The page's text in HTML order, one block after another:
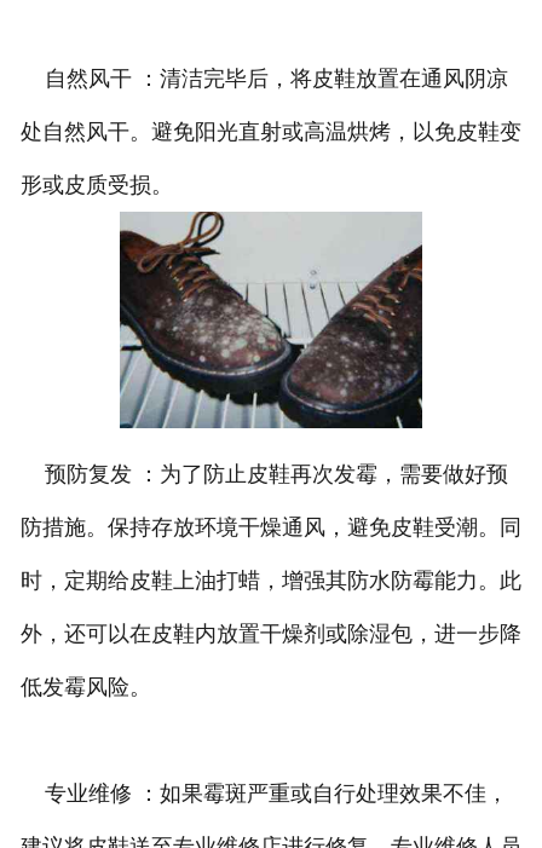
自然风干 ：清洁完毕后，将皮鞋放置在通风阴凉
处自然风干。避免阳光直射或高温烘烤，以免皮鞋变
形或皮质受损。
预防复发 ：为了防止皮鞋再次发霉，需要做好预
防措施。保持存放环境干燥通风，避免皮鞋受潮。同
时，定期给皮鞋上油打蜡，增强其防水防霉能力。此
外，还可以在皮鞋内放置干燥剂或除湿包，进一步降
低发霉风险。
专业维修 ：如果霉斑严重或自行处理效果不佳，